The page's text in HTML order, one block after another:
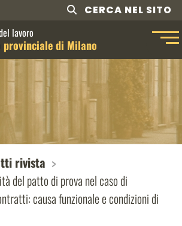
CERCA NEL SITO
lavoro
provinciale di Milano
rivista
del patto di prova nel caso di
causa funzionale e condizioni di